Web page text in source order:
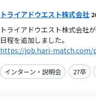
トライアドウエスト株式会社
トライアドウエスト株式会社
日程を追加しました。
https://job.hari-match.com/
インターン・説明会 27卒